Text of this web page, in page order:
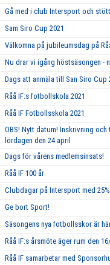
Gå med i club Intersport och
Sam Siro Cup 2021
Välkomna på jubileumsdag på
Nu drar vi igång höstsäsongen -
Dags att anmäla till San Siro Cup
Råå IF:s fotbollskola 2021
Råå IF Fotbollsskola 2021
OBS! Nytt datum! Inskrivning
lördagen den 24 april
Dags för vårens medlemsinsats!
Råå IF 100 år
Clubdagar på Intersport med
Ge bort Sport!
Säsongens nya fotbollsskor är
Råå IF:s årsmöte äger rum den
Råå IF samarbetar med